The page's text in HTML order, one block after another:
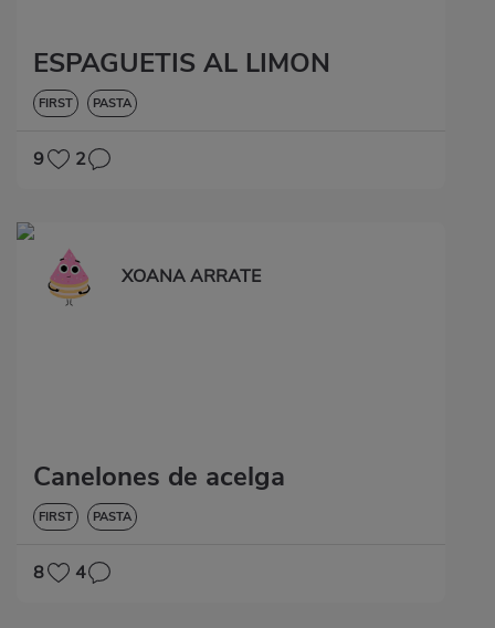
ESPAGUETIS AL LIMON
FIRST PASTA
9 2
XOANA ARRATE
Canelones de acelga
FIRST PASTA
8 4